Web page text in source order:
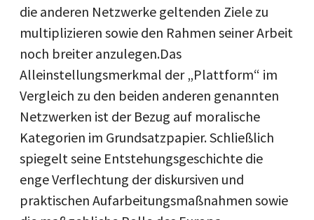
die anderen Netzwerke geltenden Ziele zu
multiplizieren sowie den Rahmen seiner Arbeit
noch breiter anzulegen.Das
Alleinstellungsmerkmal der „Plattform“ im
Vergleich zu den beiden anderen genannten
Netzwerken ist der Bezug auf moralische
Kategorien im Grundsatzpapier. Schließlich
spiegelt seine Entstehungsgeschichte die
enge Verflechtung der diskursiven und
praktischen Aufarbeitungsmaßnahmen sowie